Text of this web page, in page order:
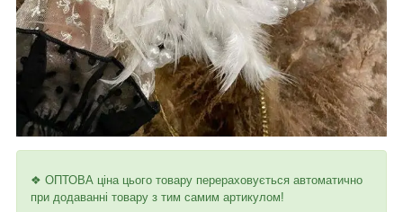
❖ ОПТОВА ціна цього товару перераховується автоматично
при додаванні товару з тим самим артикулом!